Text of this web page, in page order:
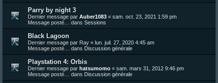
Parry by night 3
Dernier message par Auber1083 « sam. oct. 23, 2021 1:59 pm
Message posté… dans Sessions
Black Lagoon
Dernier message par Ray « lun. juil. 27, 2020 4:45 am
Message posté… dans Discussion générale
Playstation 4: Orbis
Dernier message par hatsumomo « sam. mars 31, 2012 9:46 pm
Message posté… dans Discussion générale